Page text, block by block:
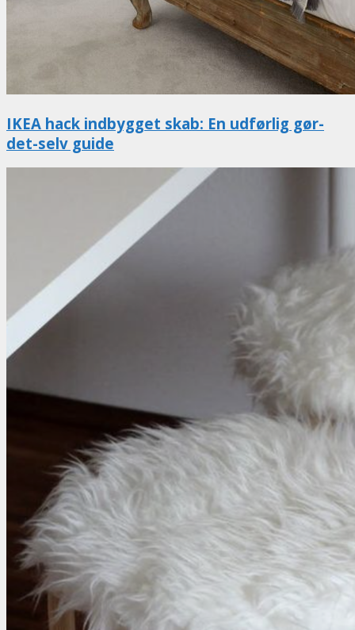
IKEA hack indbygget skab: En udførlig gør-
det-selv guide